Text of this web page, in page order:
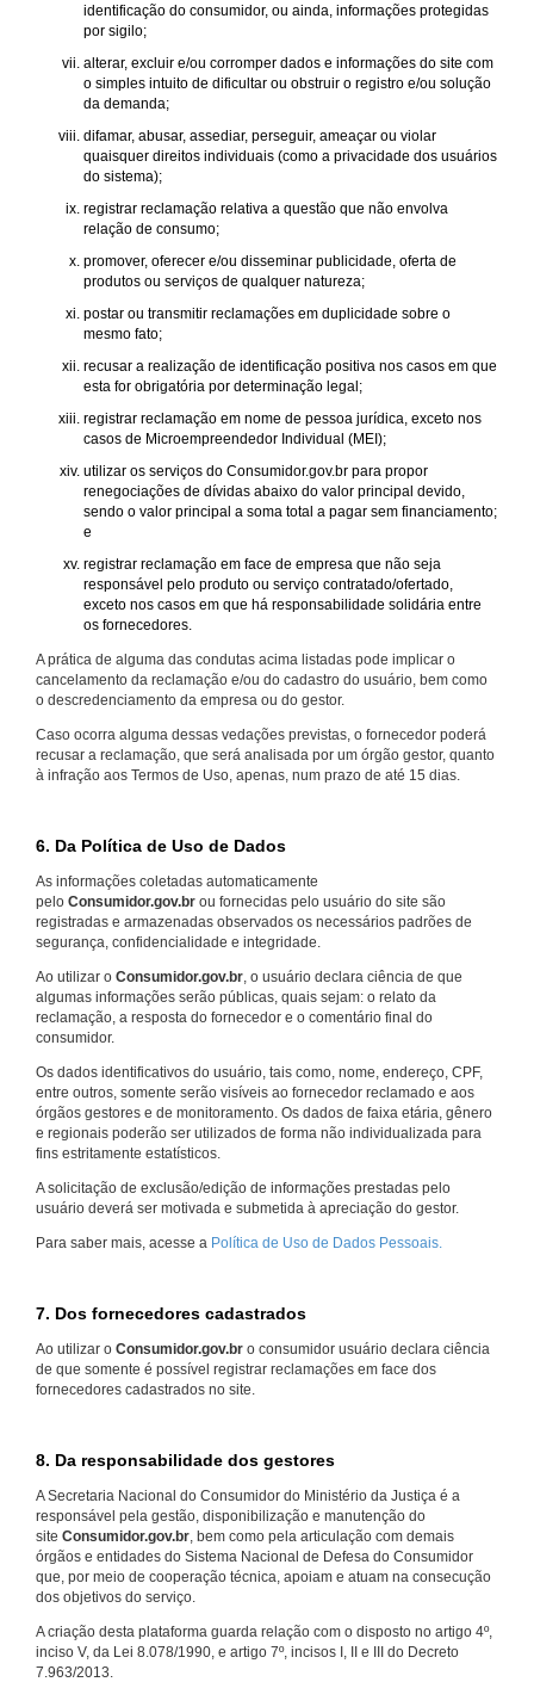
identificação do consumidor, ou ainda, informações protegidas
por sigilo;
alterar, excluir e/ou corromper dados e informações do site com
o simples intuito de dificultar ou obstruir o registro e/ou solução
da demanda;
difamar, abusar, assediar, perseguir, ameaçar ou violar
quaisquer direitos individuais (como a privacidade dos usuários
do sistema);
registrar reclamação relativa a questão que não envolva
relação de consumo;
promover, oferecer e/ou disseminar publicidade, oferta de
produtos ou serviços de qualquer natureza;
postar ou transmitir reclamações em duplicidade sobre o
mesmo fato;
recusar a realização de identificação positiva nos casos em que
esta for obrigatória por determinação legal;
registrar reclamação em nome de pessoa jurídica, exceto nos
casos de Microempreendedor Individual (MEI);
utilizar os serviços do Consumidor.gov.br para propor
renegociações de dívidas abaixo do valor principal devido,
sendo o valor principal a soma total a pagar sem financiamento;
e
registrar reclamação em face de empresa que não seja
responsável pelo produto ou serviço contratado/ofertado,
exceto nos casos em que há responsabilidade solidária entre
os fornecedores.
A prática de alguma das condutas acima listadas pode implicar o
cancelamento da reclamação e/ou do cadastro do usuário, bem como
o descredenciamento da empresa ou do gestor.
Caso ocorra alguma dessas vedações previstas, o fornecedor poderá
recusar a reclamação, que será analisada por um órgão gestor, quanto
à infração aos Termos de Uso, apenas, num prazo de até 15 dias.
6. Da Política de Uso de Dados
As informações coletadas automaticamente
pelo Consumidor.gov.br ou fornecidas pelo usuário do site são
registradas e armazenadas observados os necessários padrões de
segurança, confidencialidade e integridade.
Ao utilizar o Consumidor.gov.br , o usuário declara ciência de que
algumas informações serão públicas, quais sejam: o relato da
reclamação, a resposta do fornecedor e o comentário final do
consumidor.
Os dados identificativos do usuário, tais como, nome, endereço, CPF,
entre outros, somente serão visíveis ao fornecedor reclamado e aos
órgãos gestores e de monitoramento. Os dados de faixa etária, gênero
e regionais poderão ser utilizados de forma não individualizada para
fins estritamente estatísticos.
A solicitação de exclusão/edição de informações prestadas pelo
usuário deverá ser motivada e submetida à apreciação do gestor.
Para saber mais, acesse a Política de Uso de Dados Pessoais.
7. Dos fornecedores cadastrados
Ao utilizar o Consumidor.gov.br o consumidor usuário declara ciência
de que somente é possível registrar reclamações em face dos
fornecedores cadastrados no site.
8. Da responsabilidade dos gestores
A Secretaria Nacional do Consumidor do Ministério da Justiça é a
responsável pela gestão, disponibilização e manutenção do
site Consumidor.gov.br, bem como pela articulação com demais
órgãos e entidades do Sistema Nacional de Defesa do Consumidor
que, por meio de cooperação técnica, apoiam e atuam na consecução
dos objetivos do serviço.
A criação desta plataforma guarda relação com o disposto no artigo 4º,
inciso V, da Lei 8.078/1990, e artigo 7º, incisos I, II e III do Decreto
7.963/2013.